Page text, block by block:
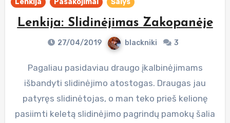
Lenkija: Slidinėjimas Zakopanėje
27/04/2019 blackniki 3
Pagaliau pasidaviau draugo įkalbinėjimams
išbandyti slidinėjimo atostogas. Draugas jau
patyręs slidinėtojas, o man teko prieš kelionę
pasiimti keletą slidinėjimo pagrindų pamokų šalia